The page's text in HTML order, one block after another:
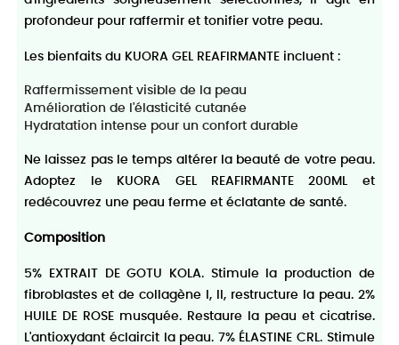
profondeur pour raffermir et tonifier votre peau.
Les bienfaits du KUORA GEL REAFIRMANTE incluent :
Raffermissement visible de la peau
Amélioration de l'élasticité cutanée
Hydratation intense pour un confort durable
Ne laissez pas le temps altérer la beauté de votre peau.
Adoptez le KUORA GEL REAFIRMANTE 200ML et
redécouvrez une peau ferme et éclatante de santé.
Composition
5% EXTRAIT DE GOTU KOLA. Stimule la production de
fibroblastes et de collagène I, II, restructure la peau. 2%
HUILE DE ROSE musquée. Restaure la peau et cicatrise.
L'antioxydant éclaircit la peau. 7% ÉLASTINE CRL. Stimule